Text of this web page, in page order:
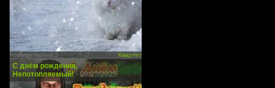
Комментариев 3 Квартет
С днём рождения,
Непотопляемый!- 09/13/2025